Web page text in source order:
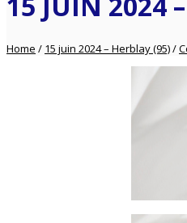
Home / 15 juin 2024 – Herblay (95)/